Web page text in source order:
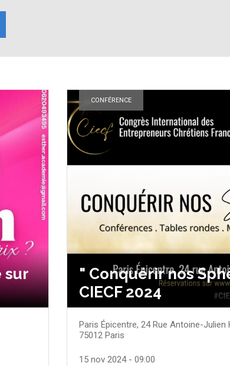
sur
CONFÉRENCE
" Conquérir nos
CIECF 2024
Paris Épicentre, 24 Rue Antoine-Julien
75012 Paris
15 nov 2024 - 09:00